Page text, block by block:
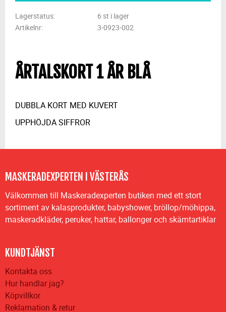
Lagerstatus
6 st i lager
Artikelnr
3-0923-002
ÅRTALSKORT 1 ÅR BLÅ
DUBBLA KORT MED KUVERT
UPPHÖJDA SIFFROR
MASKERADEXPERTEN I VÄSTERÅS
Välkommen till Maskeradexperten butiken med ett stort
sortiment av kalasprodukter, babyshower, bröllop/möhippa,
maskeradkläder, peruker, hattar, ballonger och skämtartiklar
KUNDTJÄNST
Kontakta oss
Hur handlar jag?
Köpvillkor
Reklamation & retur